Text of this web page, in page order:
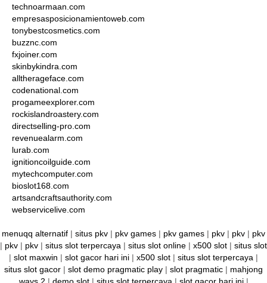
technoarmaan.com
empresasposicionamientoweb.com
tonybestcosmetics.com
buzznc.com
fxjoiner.com
skinbykindra.com
alltherageface.com
codenational.com
progameexplorer.com
rockislandroastery.com
directselling-pro.com
revenuealarm.com
lurab.com
ignitioncoilguide.com
mytechcomputer.com
bioslot168.com
artsandcraftsauthority.com
webservicelive.com
menuqq alternatif | situs pkv | pkv games | pkv games | pkv | pkv | pkv
| pkv | pkv | situs slot terpercaya | situs slot online | x500 slot | situs slot
| slot maxwin | slot gacor hari ini | x500 slot | situs slot terpercaya |
situs slot gacor | slot demo pragmatic play | slot pragmatic | mahjong